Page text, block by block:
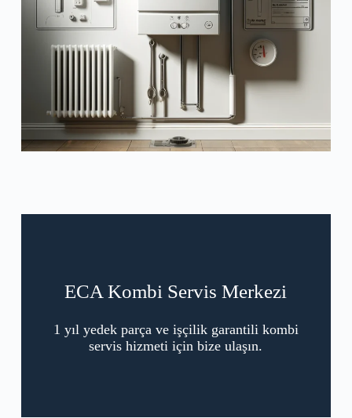
ECA Kombi Servis Merkezi
1 yıl yedek parça ve işçilik garantili kombi
servis hizmeti için bize ulaşın.